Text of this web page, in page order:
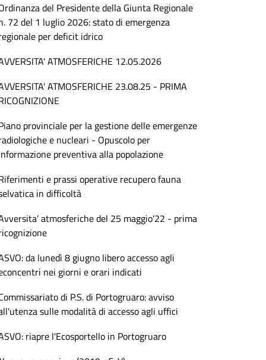
del Presidente della Giunta Regionale
72 del 1 luglio 2026: stato di emergenza
per deficit idrico
ATMOSFERICHE 12.05.2026
ATMOSFERICHE 23.08.25 - PRIMA
provinciale per la gestione delle emergenze
e nucleari - Opuscolo per
preventiva alla popolazione
e prassi operative recupero fauna
in difficoltà
atmosferiche del 25 maggio'22 - prima
da lunedì 8 giugno libero accesso agli
nei giorni e orari indicati
di P.S. di Portogruaro: avviso
sulle modalità di accesso agli uffici
riapre l'Ecosportello in Portogruaro